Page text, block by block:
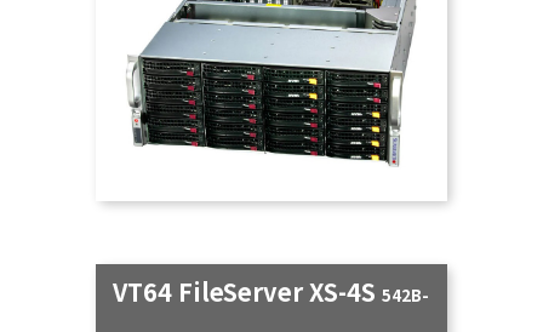
VT64 FileServer XS-4S542B-